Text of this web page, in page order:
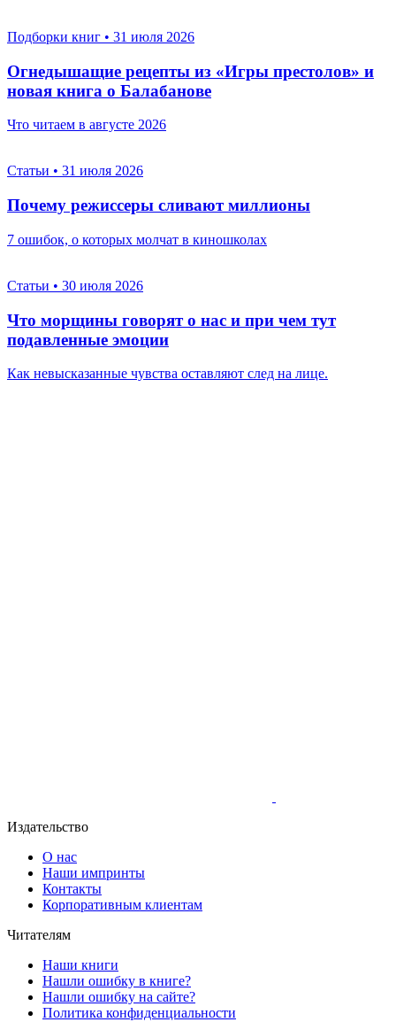
Подборки книг • 31 июля 2026
Огнедышащие рецепты из «Игры престолов» и
новая книга о Балабанове
Что читаем в августе 2026
Статьи • 31 июля 2026
Почему режиссеры сливают миллионы
7 ошибок, о которых молчат в киношколах
Статьи • 30 июля 2026
Что морщины говорят о нас и при чем тут
подавленные эмоции
Как невысказанные чувства оставляют след на лице.
Издательство
О нас
Наши импринты
Контакты
Корпоративным клиентам
Читателям
Наши книги
Нашли ошибку в книге?
Нашли ошибку на сайте?
Политика конфиденциальности